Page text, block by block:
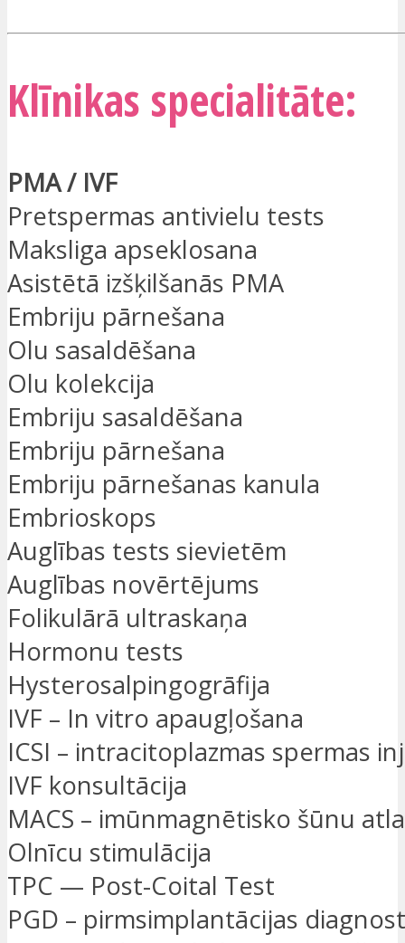
Klīnikas specialitāte:
PMA / IVF
Pretspermas antivielu tests
Maksliga apseklosana
Asistētā izšķilšanās PMA
Embriju pārnešana
Olu sasaldēšana
Olu kolekcija
Embriju sasaldēšana
Embriju pārnešana
Embriju pārnešanas kanula
Embrioskops
Auglības tests sievietēm
Auglības novērtējums
Folikulārā ultraskaņa
Hormonu tests
Hysterosalpingogrāfija
IVF – In vitro apaugļošana
ICSI – intracitoplazmas spermas
IVF konsultācija
MACS – imūnmagnētisko šūnu
Olnīcu stimulācija
TPC — Post-Coital Test
PGD – pirmsimplantācijas